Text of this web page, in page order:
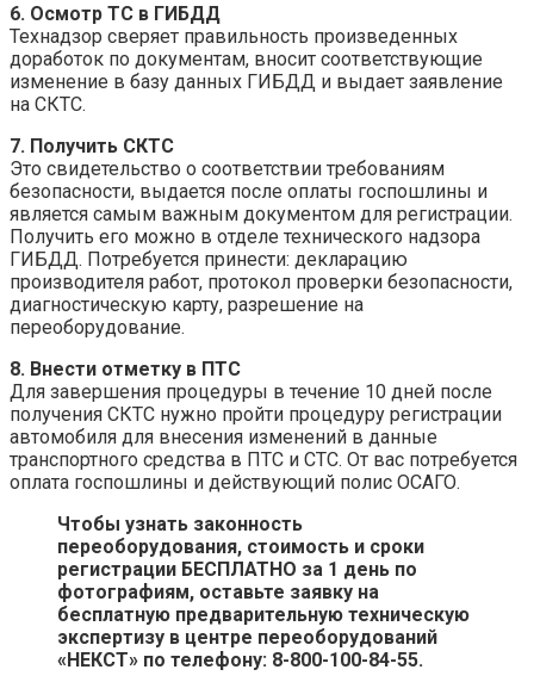
6. Осмотр ТС в ГИБДД
Технадзор сверяет правильность произведенных
доработок по документам, вносит соответствующие
изменение в базу данных ГИБДД и выдает заявление
на СКТС.
7. Получить СКТС
Это свидетельство о соответствии требованиям
безопасности, выдается после оплаты госпошлины и
является самым важным документом для регистрации.
Получить его можно в отделе технического надзора
ГИБДД. Потребуется принести: декларацию
производителя работ, протокол проверки безопасности,
диагностическую карту, разрешение на
переоборудование.
8. Внести отметку в ПТС
Для завершения процедуры в течение 10 дней после
получения СКТС нужно пройти процедуру регистрации
автомобиля для внесения изменений в данные
транспортного средства в ПТС и СТС. От вас потребуется
оплата госпошлины и действующий полис ОСАГО.
Чтобы узнать законность
переоборудования, стоимость и сроки
регистрации БЕСПЛАТНО за 1 день по
фотографиям, оставьте заявку на
бесплатную предварительную техническую
экспертизу в центре переоборудований
«НЕКСТ» по телефону: 8-800-100-84-55.